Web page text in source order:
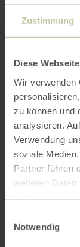
Zustimmung
Diese
Wir verwenden
zu können und
analysieren.
Verwendung
soziale
Partner führen
weiteren Daten
Notwendig
dishes as
Immerse
daily